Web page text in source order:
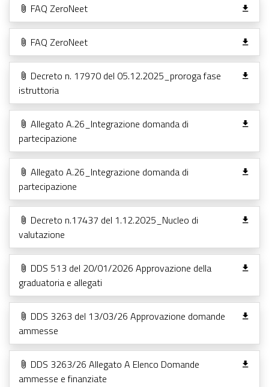
FAQ ZeroNeet
FAQ ZeroNeet
Decreto n. 17970 del 05.12.2025_proroga fase
istruttoria
Allegato A.26_Integrazione domanda di
partecipazione
Allegato A.26_Integrazione domanda di
partecipazione
Decreto n.17437 del 1.12.2025_Nucleo di
valutazione
DDS 513 del 20/01/2026 Approvazione della
graduatoria e allegati
DDS 3263 del 13/03/26 Approvazione domande
ammesse
DDS 3263/26 Allegato A Elenco Domande
ammesse e finanziate